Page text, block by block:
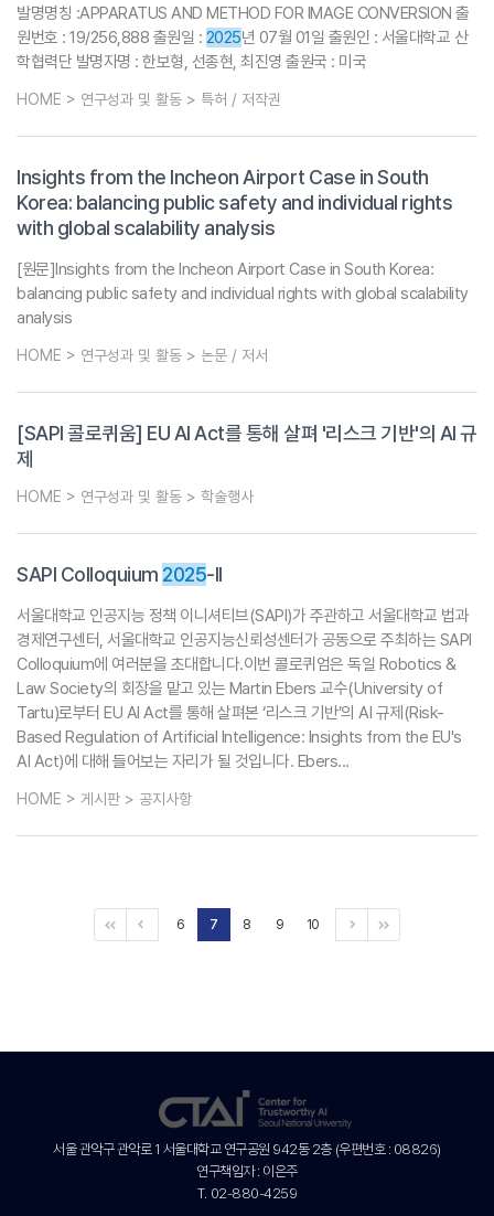
발명명칭 :APPARATUS AND METHOD FOR IMAGE CONVERSION 출
원번호 : 19/256,888 출원일 : 2025년 07월 01일 출원인 : 서울대학교 산
학협력단 발명자명 : 한보형, 선종현, 최진영 출원국 : 미국
HOME > 연구성과 및 활동 > 특허 / 저작권
Insights from the Incheon Airport Case in South
Korea: balancing public safety and individual rights
with global scalability analysis
[원문]Insights from the Incheon Airport Case in South Korea:
balancing public safety and individual rights with global scalability
analysis
HOME > 연구성과 및 활동 > 논문 / 저서
[SAPI 콜로퀴움] EU AI Act를 통해 살펴 '리스크 기반'의 AI 규
제
HOME > 연구성과 및 활동 > 학술행사
SAPI Colloquium 2025-II
서울대학교 인공지능 정책 이니셔티브(SAPI)가 주관하고 서울대학교 법과
경제연구센터, 서울대학교 인공지능신뢰성센터가 공동으로 주최하는 SAPI
Colloquium에 여러분을 초대합니다.이번 콜로퀴엄은 독일 Robotics &
Law Society의 회장을 맡고 있는 Martin Ebers 교수(University of
Tartu)로부터 EU AI Act를 통해 살펴본 ‘리스크 기반’의 AI 규제(Risk-
Based Regulation of Artificial Intelligence: Insights from the EU's
AI Act)에 대해 들어보는 자리가 될 것입니다. Ebers...
HOME > 게시판 > 공지사항
6 7 8 9 10
서울 관악구 관악로 1 서울대학교 연구공원 942동 2층 (우편번호 : 08826)
연구책임자 : 이은주
T. 02-880-4259